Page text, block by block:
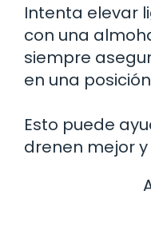
Intenta elevar
con una
siempre
en una
Esto puede
drenen mejor